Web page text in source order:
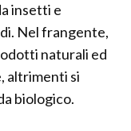
insetti e
Nel frangente,
naturali ed
altrimenti si
biologico.